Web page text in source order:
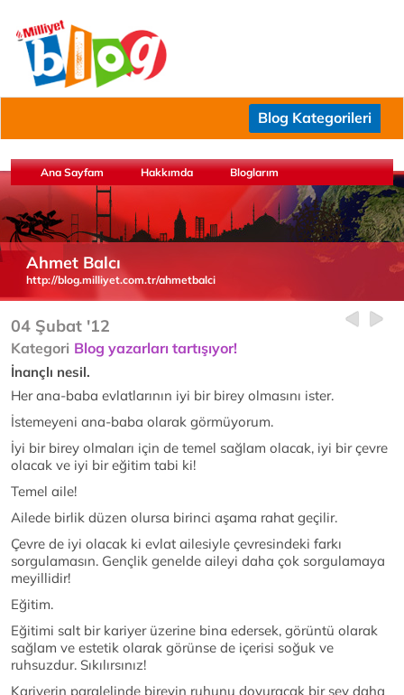
Blog Kategorileri
Ana Sayfam Hakkımda Bloglarım
Ahmet Balcı
http://blog.milliyet.com.tr/ahmetbalci
04 Şubat '12
Kategori Blog yazarları tartışıyor!
İnançlı nesil.
Her ana-baba evlatlarının iyi bir birey olmasını ister.
İstemeyeni ana-baba olarak görmüyorum.
İyi bir birey olmaları için de temel sağlam olacak, iyi bir çevre
olacak ve iyi bir eğitim tabi ki!
Temel aile!
Ailede birlik düzen olursa birinci aşama rahat geçilir.
Çevre de iyi olacak ki evlat ailesiyle çevresindeki farkı
sorgulamasın. Gençlik genelde aileyi daha çok sorgulamaya
meyillidir!
Eğitim.
Eğitimi salt bir kariyer üzerine bina edersek, görüntü olarak
sağlam ve estetik olarak görünse de içerisi soğuk ve
ruhsuzdur. Sıkılırsınız!
Kariyerin paralelinde bireyin ruhunu doyuracak bir şey daha